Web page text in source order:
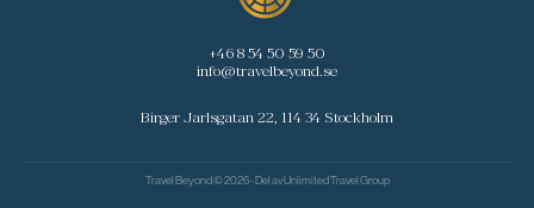
+46 8 54 50 59 50
info@travelbeyond.se
Birger Jarlsgatan 22, 114 34 Stockholm
Travel Beyond © 2026 - Del avUnlimited Travel Group